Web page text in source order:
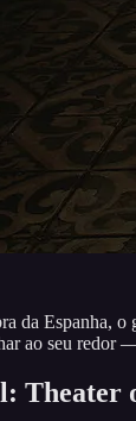
da Espanha,
ao seu redor
Theater